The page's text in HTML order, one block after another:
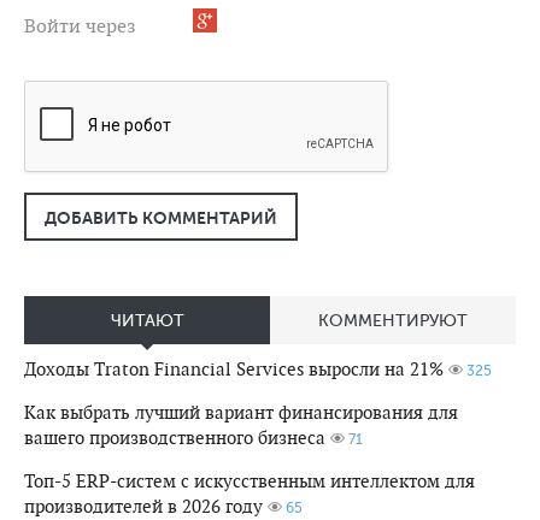
Войти через
ДОБАВИТЬ КОММЕНТАРИЙ
ЧИТАЮТ КОММЕНТИРУЮТ
Доходы Traton Financial Services выросли на 21% 325
Как выбрать лучший вариант финансирования для
вашего производственного бизнеса
71
Топ-5 ERP-систем с искусственным интеллектом для
производителей в 2026 году
65